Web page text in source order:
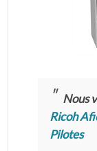
Nous
Ricoh
Pilotes